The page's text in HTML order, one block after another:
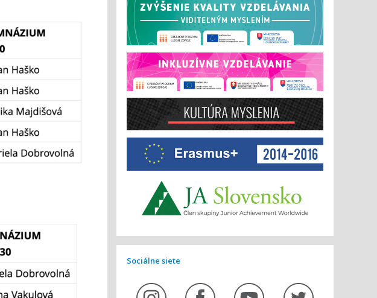
Sociálne siete